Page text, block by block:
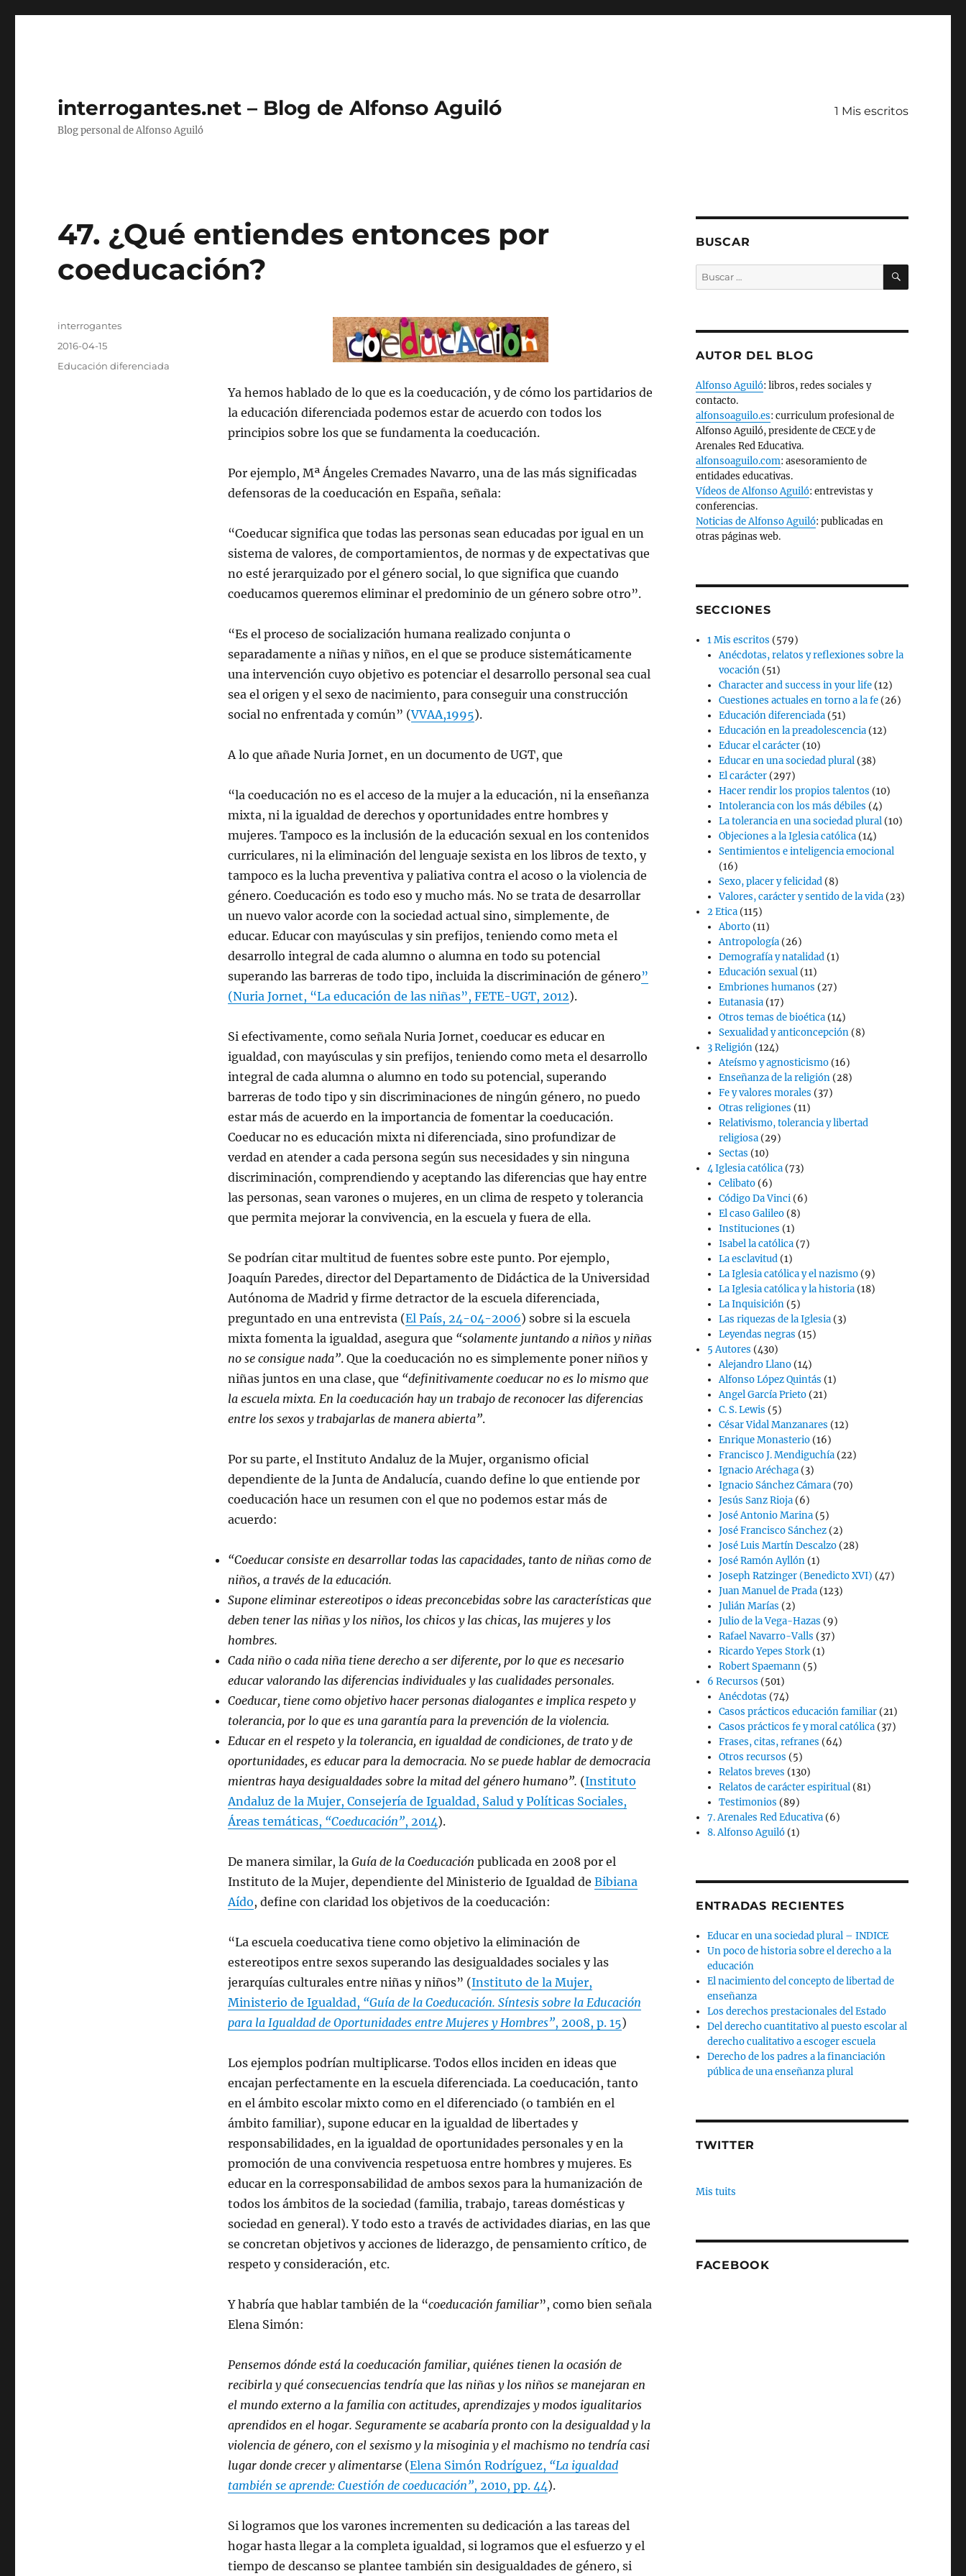
interrogantes.net – Blog de Alfonso Aguiló
Blog personal de Alfonso Aguiló
1 Mis escritos
47. ¿Qué entiendes entonces por
coeducación?
Ya hemos hablado de lo que es la coeducación, y de cómo los partidarios de
la educación diferenciada podemos estar de acuerdo con todos los
principios sobre los que se fundamenta la coeducación.
Por ejemplo, Mª Ángeles Cremades Navarro, una de las más significadas
defensoras de la coeducación en España, señala:
“Coeducar significa que todas las personas sean educadas por igual en un
sistema de valores, de comportamientos, de normas y de expectativas que
no esté jerarquizado por el género social, lo que significa que cuando
coeducamos queremos eliminar el predominio de un género sobre otro”.
“Es el proceso de socialización humana realizado conjunta o
separadamente a niñas y niños, en el que se produce sistemáticamente
una intervención cuyo objetivo es potenciar el desarrollo personal sea cual
sea el origen y el sexo de nacimiento, para conseguir una construcción
social no enfrentada y común” (VVAA,1995).
A lo que añade Nuria Jornet, en un documento de UGT, que
“la coeducación no es el acceso de la mujer a la educación, ni la enseñanza
mixta, ni la igualdad de derechos y oportunidades entre hombres y
mujeres. Tampoco es la inclusión de la educación sexual en los contenidos
curriculares, ni la eliminación del lenguaje sexista en los libros de texto, y
tampoco es la lucha preventiva y paliativa contra el acoso o la violencia de
género. Coeducación es todo eso y mucho más. No se trata de desarrollar
un nuevo valor acorde con la sociedad actual sino, simplemente, de
educar. Educar con mayúsculas y sin prefijos, teniendo como meta el
desarrollo integral de cada alumno o alumna en todo su potencial
superando las barreras de todo tipo, incluida la discriminación de género”
(Nuria Jornet, “La educación de las niñas”, FETE-UGT, 2012).
Si efectivamente, como señala Nuria Jornet, coeducar es educar en
igualdad, con mayúsculas y sin prefijos, teniendo como meta el desarrollo
integral de cada alumna o alumno en todo su potencial, superando
barreras de todo tipo y sin discriminaciones de ningún género, no puedo
estar más de acuerdo en la importancia de fomentar la coeducación.
Coeducar no es educación mixta ni diferenciada, sino profundizar de
verdad en atender a cada persona según sus necesidades y sin ninguna
discriminación, comprendiendo y aceptando las diferencias que hay entre
las personas, sean varones o mujeres, en un clima de respeto y tolerancia
que permita mejorar la convivencia, en la escuela y fuera de ella.
Se podrían citar multitud de fuentes sobre este punto. Por ejemplo,
Joaquín Paredes, director del Departamento de Didáctica de la Universidad
Autónoma de Madrid y firme detractor de la escuela diferenciada,
preguntado en una entrevista (El País, 24-04-2006) sobre si la escuela
mixta fomenta la igualdad, asegura que “solamente juntando a niños y niñas
no se consigue nada”. Que la coeducación no es simplemente poner niños y
niñas juntos en una clase, que “definitivamente coeducar no es lo mismo que
la escuela mixta. En la coeducación hay un trabajo de reconocer las diferencias
entre los sexos y trabajarlas de manera abierta”.
Por su parte, el Instituto Andaluz de la Mujer, organismo oficial
dependiente de la Junta de Andalucía, cuando define lo que entiende por
coeducación hace un resumen con el que no podemos estar más de
acuerdo:
“Coeducar consiste en desarrollar todas las capacidades, tanto de niñas como de
niños, a través de la educación.
Supone eliminar estereotipos o ideas preconcebidas sobre las características que
deben tener las niñas y los niños, los chicos y las chicas, las mujeres y los
hombres.
Cada niño o cada niña tiene derecho a ser diferente, por lo que es necesario
educar valorando las diferencias individuales y las cualidades personales.
Coeducar, tiene como objetivo hacer personas dialogantes e implica respeto y
tolerancia, por lo que es una garantía para la prevención de la violencia.
Educar en el respeto y la tolerancia, en igualdad de condiciones, de trato y de
oportunidades, es educar para la democracia. No se puede hablar de democracia
mientras haya desigualdades sobre la mitad del género humano”. (Instituto
Andaluz de la Mujer, Consejería de Igualdad, Salud y Políticas Sociales,
Áreas temáticas, “Coeducación”, 2014).
De manera similar, la Guía de la Coeducación publicada en 2008 por el
Instituto de la Mujer, dependiente del Ministerio de Igualdad de Bibiana
Aído, define con claridad los objetivos de la coeducación:
“La escuela coeducativa tiene como objetivo la eliminación de
estereotipos entre sexos superando las desigualdades sociales y las
jerarquías culturales entre niñas y niños” (Instituto de la Mujer,
Ministerio de Igualdad, “Guía de la Coeducación. Síntesis sobre la Educación
para la Igualdad de Oportunidades entre Mujeres y Hombres”, 2008, p. 15)
Los ejemplos podrían multiplicarse. Todos ellos inciden en ideas que
encajan perfectamente en la escuela diferenciada. La coeducación, tanto
en el ámbito escolar mixto como en el diferenciado (o también en el
ámbito familiar), supone educar en la igualdad de libertades y
responsabilidades, en la igualdad de oportunidades personales y en la
promoción de una convivencia respetuosa entre hombres y mujeres. Es
educar en la corresponsabilidad de ambos sexos para la humanización de
todos los ámbitos de la sociedad (familia, trabajo, tareas domésticas y
sociedad en general). Y todo esto a través de actividades diarias, en las que
se concretan objetivos y acciones de liderazgo, de pensamiento crítico, de
respeto y consideración, etc.
Y habría que hablar también de la “coeducación familiar”, como bien señala
Elena Simón:
Pensemos dónde está la coeducación familiar, quiénes tienen la ocasión de
recibirla y qué consecuencias tendría que las niñas y los niños se manejaran en
el mundo externo a la familia con actitudes, aprendizajes y modos igualitarios
aprendidos en el hogar. Seguramente se acabaría pronto con la desigualdad y la
violencia de género, con el sexismo y la misoginia y el machismo no tendría casi
lugar donde crecer y alimentarse(Elena Simón Rodríguez, “La igualdad
también se aprende: Cuestión de coeducación”, 2010, pp. 44).
Si logramos que los varones incrementen su dedicación a las tareas del
hogar hasta llegar a la completa igualdad, si logramos que el esfuerzo y el
tiempo de descanso se plantee también sin desigualdades de género, si
Autor
interrogantes
Publicado
2016-04-15
Categorías
Educación diferenciada
BUSCAR
Buscar
por:
BUSCAR
AUTOR DEL BLOG
Alfonso Aguiló: libros, redes sociales y
contacto.
alfonsoaguilo.es: curriculum profesional de
Alfonso Aguiló, presidente de CECE y de
Arenales Red Educativa.
alfonsoaguilo.com: asesoramiento de
entidades educativas.
Vídeos de Alfonso Aguiló: entrevistas y
conferencias.
Noticias de Alfonso Aguiló: publicadas en
otras páginas web.
SECCIONES
1 Mis escritos (579)
Anécdotas, relatos y reflexiones sobre la
vocación (51)
Character and success in your life (12)
Cuestiones actuales en torno a la fe (26)
Educación diferenciada (51)
Educación en la preadolescencia (12)
Educar el carácter (10)
Educar en una sociedad plural (38)
El carácter (297)
Hacer rendir los propios talentos (10)
Intolerancia con los más débiles (4)
La tolerancia en una sociedad plural (10)
Objeciones a la Iglesia católica (14)
Sentimientos e inteligencia emocional
(16)
Sexo, placer y felicidad (8)
Valores, carácter y sentido de la vida (23)
2 Etica (115)
Aborto (11)
Antropología (26)
Demografía y natalidad (1)
Educación sexual (11)
Embriones humanos (27)
Eutanasia (17)
Otros temas de bioética (14)
Sexualidad y anticoncepción (8)
3 Religión (124)
Ateísmo y agnosticismo (16)
Enseñanza de la religión (28)
Fe y valores morales (37)
Otras religiones (11)
Relativismo, tolerancia y libertad
religiosa (29)
Sectas (10)
4 Iglesia católica (73)
Celibato (6)
Código Da Vinci (6)
El caso Galileo (8)
Instituciones (1)
Isabel la católica (7)
La esclavitud (1)
La Iglesia católica y el nazismo (9)
La Iglesia católica y la historia (18)
La Inquisición (5)
Las riquezas de la Iglesia (3)
Leyendas negras (15)
5 Autores (430)
Alejandro Llano (14)
Alfonso López Quintás (1)
Angel García Prieto (21)
C. S. Lewis (5)
César Vidal Manzanares (12)
Enrique Monasterio (16)
Francisco J. Mendiguchía (22)
Ignacio Aréchaga (3)
Ignacio Sánchez Cámara (70)
Jesús Sanz Rioja (6)
José Antonio Marina (5)
José Francisco Sánchez (2)
José Luis Martín Descalzo (28)
José Ramón Ayllón (1)
Joseph Ratzinger (Benedicto XVI) (47)
Juan Manuel de Prada (123)
Julián Marías (2)
Julio de la Vega-Hazas (9)
Rafael Navarro-Valls (37)
Ricardo Yepes Stork (1)
Robert Spaemann (5)
6 Recursos (501)
Anécdotas (74)
Casos prácticos educación familiar (21)
Casos prácticos fe y moral católica (37)
Frases, citas, refranes (64)
Otros recursos (5)
Relatos breves (130)
Relatos de carácter espiritual (81)
Testimonios (89)
7. Arenales Red Educativa (6)
8. Alfonso Aguiló (1)
ENTRADAS RECIENTES
Educar en una sociedad plural – INDICE
Un poco de historia sobre el derecho a la
educación
El nacimiento del concepto de libertad de
enseñanza
Los derechos prestacionales del Estado
Del derecho cuantitativo al puesto escolar al
derecho cualitativo a escoger escuela
Derecho de los padres a la financiación
pública de una enseñanza plural
TWITTER
Mis tuits
FACEBOOK